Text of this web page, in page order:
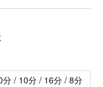
/ 10分 / 16分 / 8分